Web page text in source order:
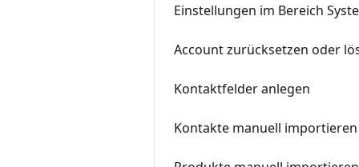
Einstellungen im Bereich
Account zurücksetzen oder
Kontaktfelder anlegen
Kontakte manuell importieren